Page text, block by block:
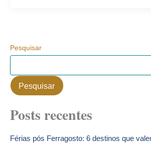
Pesquisar
Pesquisar
Posts recentes
Férias pós Ferragosto: 6 destinos que